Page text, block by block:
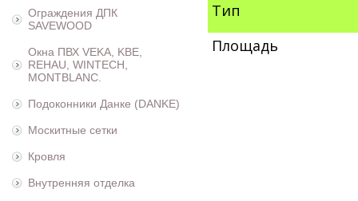
Ограждения ДПК
SAVEWOOD
Окна ПВХ VEKA, KBE,
REHAU, WINTECH,
MONTBLANC.
Подоконники Данке (DANKE)
Москитные сетки
Кровля
Внутренняя отделка
Тип
Площадь